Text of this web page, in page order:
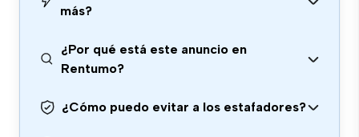
más?
¿Por qué está este anuncio en
Rentumo?
¿Cómo puedo evitar a los estafadores?